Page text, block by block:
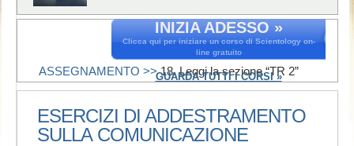
INIZIA ADESSO »
Clicca qui per iniziare un corso di Scientology on-
line gratuito
GUARDA TUTTI I CORSI »
ASSEGNAMENTO >>18. Leggi la sezione “TR 2”
ESERCIZI DI ADDESTRAMENTO
SULLA COMUNICAZIONE